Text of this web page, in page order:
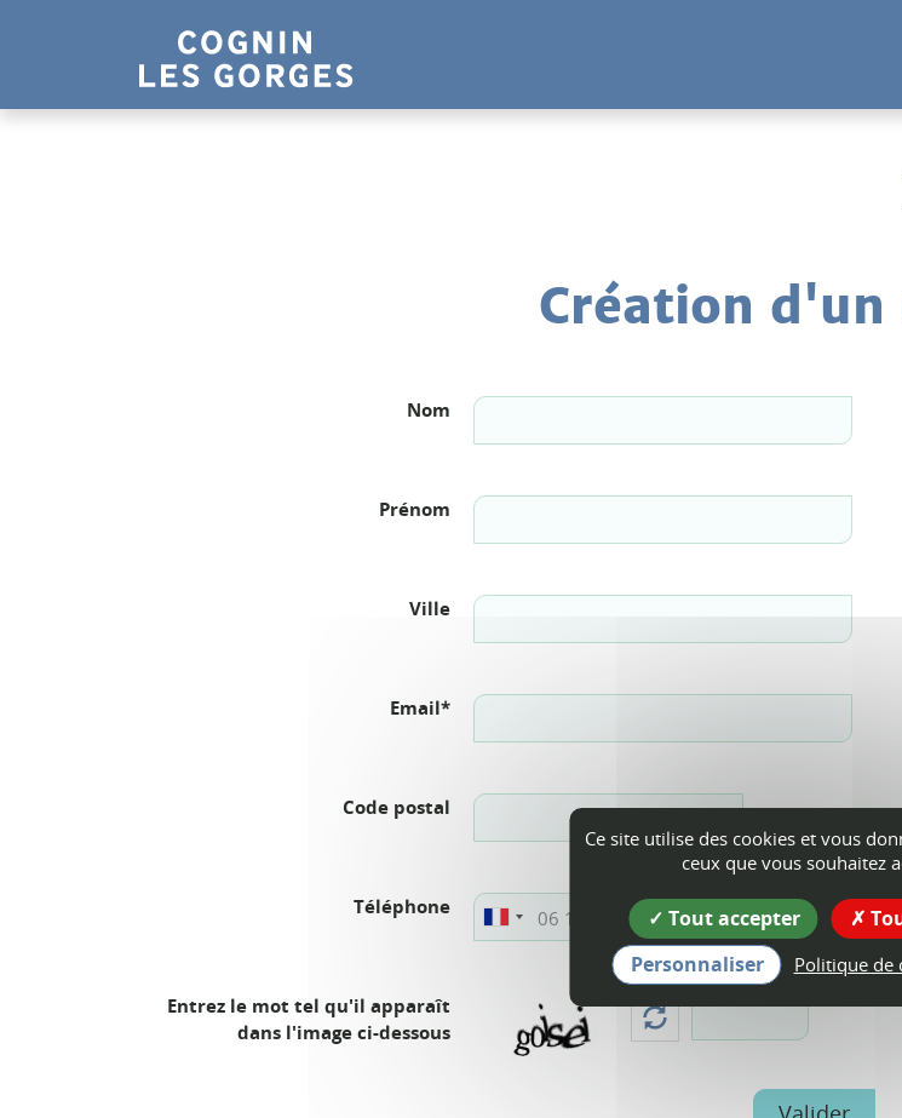
Création d'un
Nom
Prénom
Ville
Email*
Code postal
Téléphone
Entrez le mot tel qu'il apparaît
dans l'image ci-dessous
Ce site utilise des cookies et vous
ceux que vous souhaitez
Tout accepter
Personnaliser
Politique de